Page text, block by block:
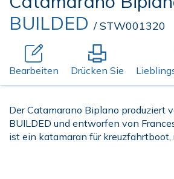
BUILDED / STW001320
Bearbeiten Drücken Sie
Der Catamarano Biplano produziert
BUILDED und entworfen von
ist ein katamaran für kreuzfahrtboot,